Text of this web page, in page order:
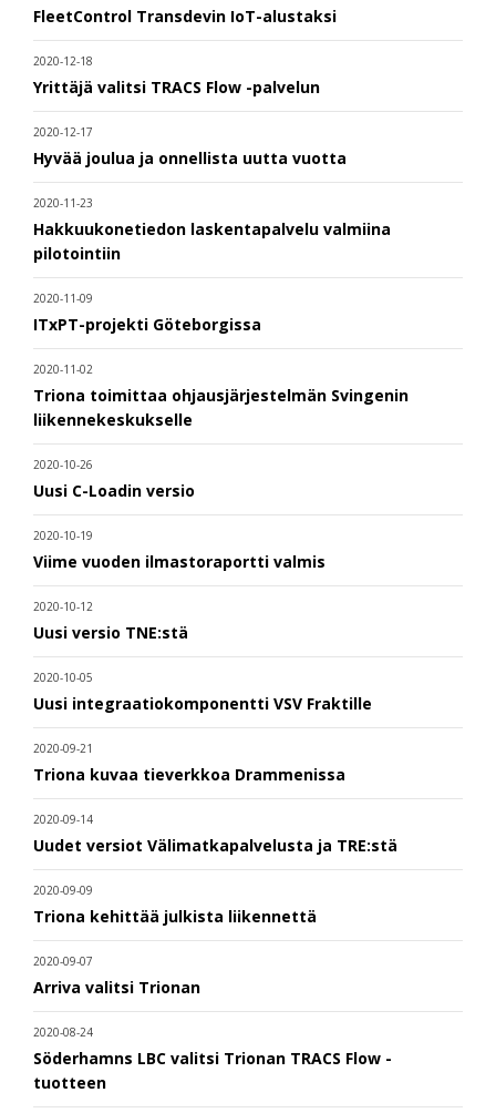
FleetControl Transdevin IoT-alustaksi
2020-12-18
Yrittäjä valitsi TRACS Flow -palvelun
2020-12-17
Hyvää joulua ja onnellista uutta vuotta
2020-11-23
Hakkuukonetiedon laskentapalvelu valmiina
pilotointiin
2020-11-09
ITxPT-projekti Göteborgissa
2020-11-02
Triona toimittaa ohjausjärjestelmän Svingenin
liikennekeskukselle
2020-10-26
Uusi C-Loadin versio
2020-10-19
Viime vuoden ilmastoraportti valmis
2020-10-12
Uusi versio TNE:stä
2020-10-05
Uusi integraatiokomponentti VSV Fraktille
2020-09-21
Triona kuvaa tieverkkoa Drammenissa
2020-09-14
Uudet versiot Välimatkapalvelusta ja TRE:stä
2020-09-09
Triona kehittää julkista liikennettä
2020-09-07
Arriva valitsi Trionan
2020-08-24
Söderhamns LBC valitsi Trionan TRACS Flow -
tuotteen